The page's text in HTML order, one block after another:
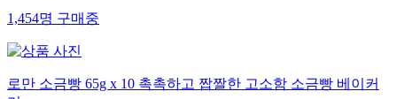
1,454명구매중
로만 소금빵 65g x 10 촉촉하고 짭짤한 고소함 소금빵 베이커